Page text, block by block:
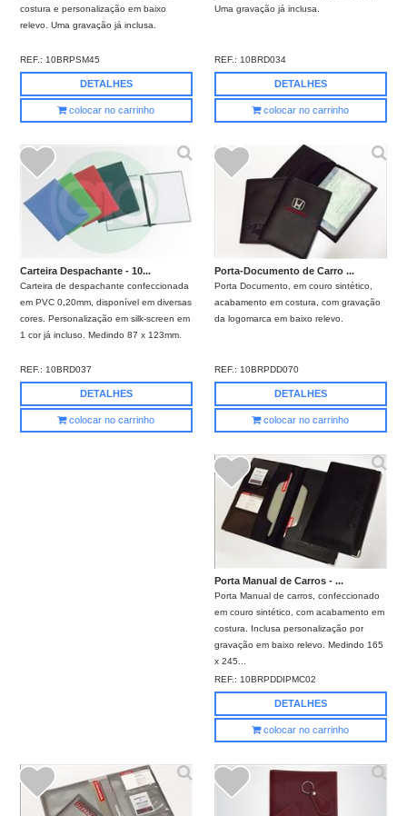
costura e personalização em baixo
relevo. Uma gravação já inclusa.
REF.: 10BRPSM45
DETALHES
colocar no carrinho
Uma gravação já inclusa.
REF.: 10BRD034
DETALHES
colocar no carrinho
Carteira Despachante - 10...
Carteira de despachante confeccionada
em PVC 0,20mm, disponível em diversas
cores. Personalização em silk-screen em
1 cor já incluso. Medindo 87 x 123mm.
REF.:10BRD037
DETALHES
colocar no carrinho
Porta-Documento de Carro ...
Porta Documento, em couro sintético,
acabamento em costura, com gravação
da logomarca em baixo relevo.
REF.: 10BRPDD070
DETALHES
colocar no carrinho
Porta Manual de Carros - ...
Porta Manual de carros, confeccionado
em couro sintético, com acabamento em
costura. Inclusa personalização por
gravação em baixo relevo. Medindo 165
x 245...
REF.: 10BRPDDIPMC02
DETALHES
colocar no carrinho